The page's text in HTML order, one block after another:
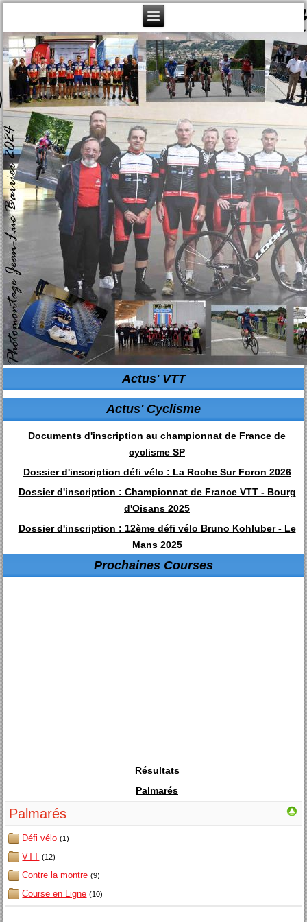
Actus' VTT
Actus' Cyclisme
Documents d'inscription au championnat de France de
cyclisme SP
Dossier d'inscription défi vélo : La Roche Sur Foron 2026
Dossier d'inscription : Championnat de France VTT - Bourg
d'Oisans 2025
Dossier d'inscription : 12ème défi vélo Bruno Kohluber - Le
Mans 2025
Prochaines Courses
Résultats
Palmarés
Palmarés
Défi vélo (1)
VTT (12)
Contre la montre (9)
Course en Ligne (10)